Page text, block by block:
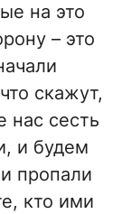
на это
– это
скажут,
нас сесть
и будем
пропали
кто ими